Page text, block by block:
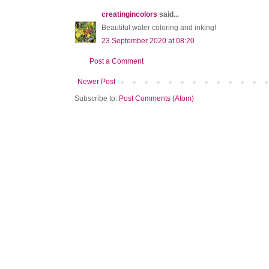
creatingincolors said...
Beautiful water coloring and inking!
23 September 2020 at 08:20
Post a Comment
Newer Post
Subscribe to: Post Comments (Atom)